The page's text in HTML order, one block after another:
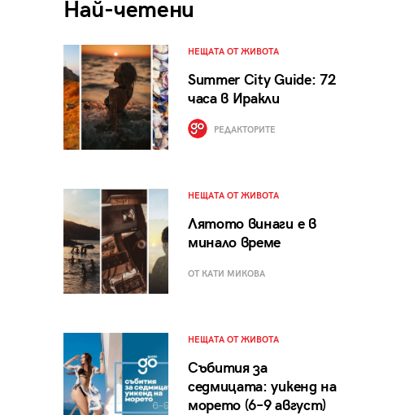
Най-четени
НЕЩАТА ОТ ЖИВОТА
Summer City Guide: 72
часа в Иракли
РЕДАКТОРИТЕ
НЕЩАТА ОТ ЖИВОТА
Лятото винаги е в
минало време
ОТ КАТИ МИКОВА
НЕЩАТА ОТ ЖИВОТА
Събития за
седмицата: уикенд на
морето (6–9 август)